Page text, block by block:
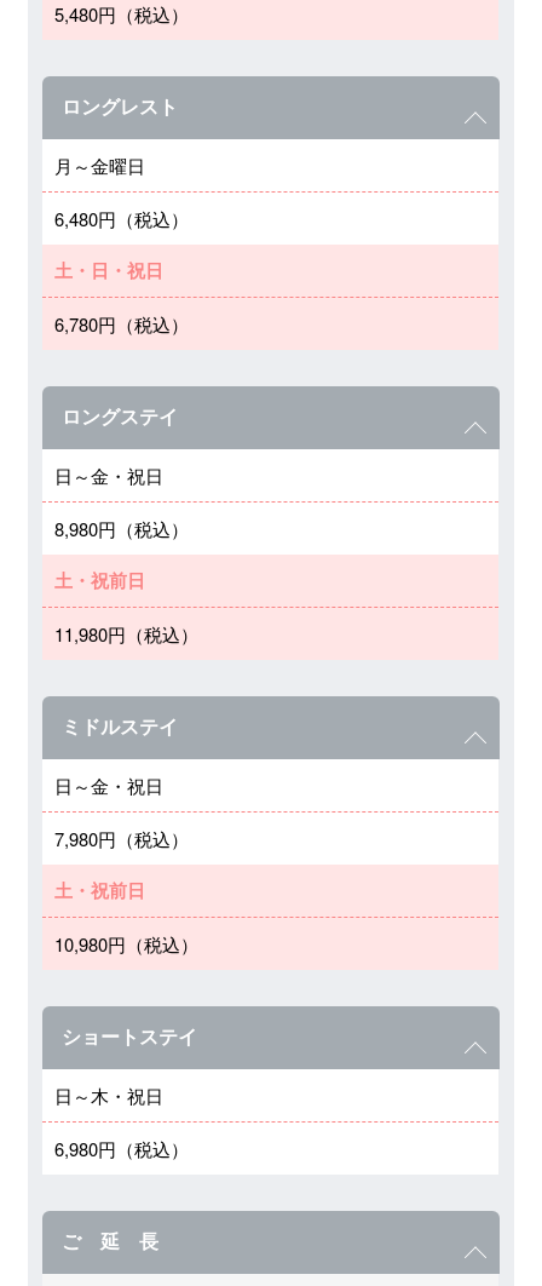
5,480円（税込）
ロングレスト
月～金曜日
6,480円（税込）
土・日・祝日
6,780円（税込）
ロングステイ
日～金・祝日
8,980円（税込）
土・祝前日
11,980円（税込）
ミドルステイ
日～金・祝日
7,980円（税込）
土・祝前日
10,980円（税込）
ショートステイ
日～木・祝日
6,980円（税込）
ご 延 長